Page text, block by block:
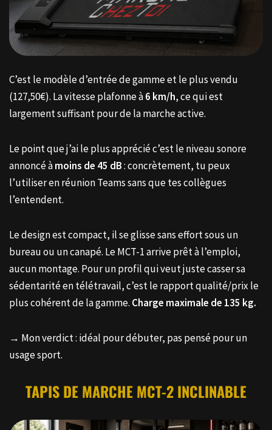
C’est le modèle d’entrée de gamme et le plus vendu
(127,50€). La vitesse plafonne à6 km/h, ce qui est
largement suffisant pour de la marche active.
Le point que j’ai le plus apprécié c’est le niveau sonore
annoncé àmoins de 45 dB: concrètement, tu peux
l’utiliser en réunion Teams sans que tes collègues
l’entendent.
Le design est compact, il se glisse sans effort sous un
bureau ou un canapé. Le MCT-1 arrive prêt à l’emploi,
aucun montage. Pour un profil qui veut juste casser sa
sédentarité en télétravail, c’est le rapport qualité/prix le
plus cohérent de la gamme. Charge maximale de 135 kg.
→ Mon verdict : idéal pour débuter, pas pensé pour un
usage sport.
TAPIS DE MARCHE MCT-2 INCLINABLE